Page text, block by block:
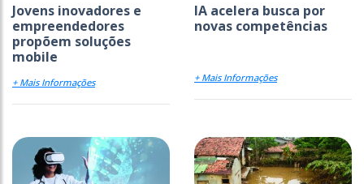
Jovens inovadores e
empreendedores
propõem soluções
mobile
+ Mais Informações
IA acelera busca por
novas competências
+ Mais Informações